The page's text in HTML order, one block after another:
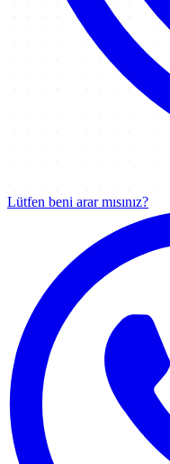
Lütfen beni arar mısınız?